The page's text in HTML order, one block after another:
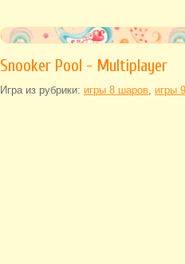
Snooker Pool - Multiplayer
Игра из рубрики: игры 8 шаров, игры